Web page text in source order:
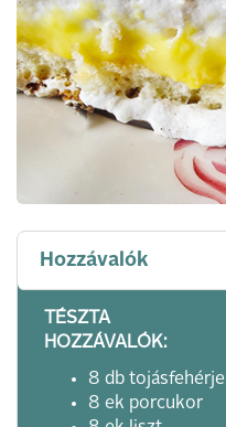
Hozzávalók
TÉSZTA
HOZZÁVALÓK:
8 db tojásfehérje
8 ek porcukor